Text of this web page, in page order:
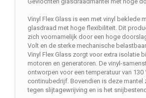
Vinyl Flex Glass is een met vinyl beklede
glasdraad met hoge flexibiliteit. Dit
zich voornamelijk door een hoge
Volt en de sterke mechanische
Vinyl Flex Glass zorgt voor extra isolatie
motoren en generatoren. De vinyl-
ontworpen voor een temperatuur van 130
continubedrijf. Bovendien is deze mantel
tegen slijtagewrijving en is het